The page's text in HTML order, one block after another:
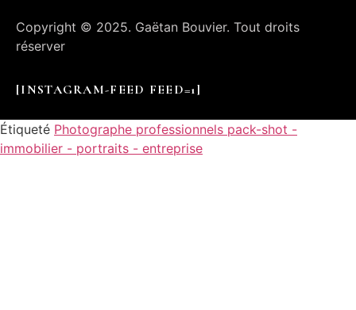
Copyright © 2025. Gaëtan Bouvier. Tout droits
réserver
[INSTAGRAM-FEED FEED=1]
Étiqueté Photographe professionnels pack-shot -
immobilier - portraits - entreprise